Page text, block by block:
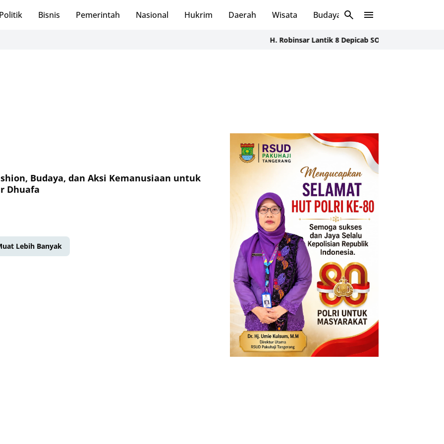
Bisnis Pemerintah Nasional Hukrim Daerah Wisata Budaya Sosial
H. Robinsar Lantik 8 Depicab SOKSI se-Banten,
Budaya, dan Aksi Kemanusiaan untuk
Dhuafa
Lebih Banyak